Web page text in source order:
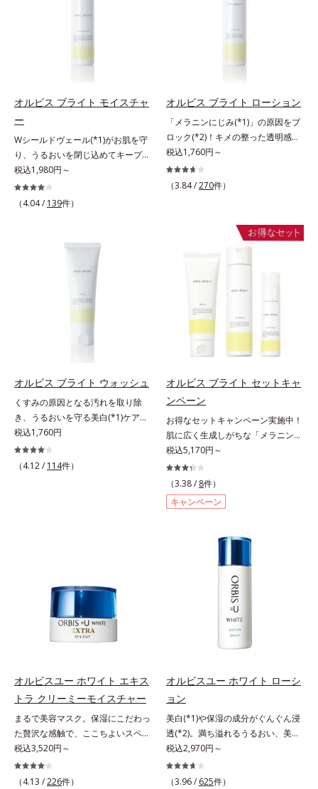
オルビス内スキンケアシリーズの保
湿力*3 年齢に応じたお手入れのこ
と*4 剥がれずに肌に蓄積した古い
角層*5 乾燥による*6 洗浄によ
る物理的効果*7 うるおいによる
*8 乾燥、ハリ・ツヤのなさ*9
保湿成分*10 ロニセラカエルレア
果汁、ノバラエキス配合＝うるおい
を与えハリと透明感に満ちた肌へ導
く保湿成分*11 メマツヨイグサ抽
出液、スイカズラエキス配合＝角層
のすみずみまで水分・油分を保ち、
ぐ（ウォッシュ除く）*2 オルビス
年齢に応じたお手入れのこと*4 う
のなさ*6 乾燥による*7 保湿成分*8
ロニセラカエルレア果汁、ノバラエ
キス配合＝うるおいを与えハリと透
明感に満ちた肌へ導く保湿成分*9
メマツヨイグサ抽出液、スイカズラ
エキス配合＝角層のすみずみまで水
分・油分を保ち、ハリ・ツヤを与え
る保湿成分*10 気持ちのこと各商品
の詳しい情報は商品ページをご覧く
ップ。美白(*1)と保湿の両方にアプ
ローチする「トラネキサム酸-
SG(*3)」、肌荒れや日焼けによる肌
のほてりを予防する「グリチルリチ
ン酸ジカリウム(*4)」など、たっぷ
りの保湿成分が浸透しやすい肌環境
を叶えます。はじめはピタッと密着
するテクスチャーは、肌になじむご
とにもっちり質感に、最後はなめら
かな水膜へと3変化。普段の保湿液
をこのジェルにおきかえて塗って眠
るだけで、うるおいながらもベタつ
生成を抑え、シミ・ソバカスを防ぐ
*2 美白（メラニンの生成を抑え、
シミ・ソバカスを防ぐ）と保湿のこ
と*3 明るく澄んだ肌を目指す保湿
成分と、メラニンの生成を抑え、シ
ミ・ソバカスを防ぐ美白有効成分を
リチン酸2K各商品の詳しい情報は商
BEAUTY夏祭りは、こちら
ヴァイタルトリートメントクリーム
リートメントクリーム」は、1品
美白(*1)美容液、乳液・保湿液、ネ
ッククリーム(*3)、パックの6役を
担い、複合的にアプローチ。Wナイ
アシン(*4)によるシワ改善・シミ予
防に加え、複合成分コラーゲンコン
プレックスSPが肌のハリを徹底サポ
ート。肌なじみのよいクリーム構造
で角層まで保湿成分が浸透し、うる
おいをギュッと閉じ込めます。洗顔
ハリ感のあるなめらかな肌を叶えま
す。*1 メラニンの生成を抑え、シ
ミ・ソバカスを防ぐ*2 肌にハリを
与え若々しい印象*3 首のうるおい
ケアとして*4 ナイアシンアミド
オルビス ブライト モイスチャ
ー
Wシールドヴェール(*1)がお肌を守
り、うるおいを閉じ込めてキープす
る美白(*2)保湿液。業界初(*3)知見
「メラニンの第三のルート」である
「横のひろがり」に着目して、全方
てしまった紫外線ダメージをきっか
けに、肌深く(*6)では「メラニンに
じみ(*7)」が発現。シミやそばかす
という「点」だけでなく、透明感の
なさなどの「面」での透明感を阻害
する原因を引き起こしていることが
ライト シリーズは「メラニンにじ
C(*8)」を採用。肌奥(*6)まで浸透
ラニンの生成を食い止めます。また
オルビス独自成分の「ブライトVC
コンプレックス(*9)」が、透明感を
阻害する原因(*10)にアプローチし
ます。さらに肌表面のなめらかさや
プ（脂性肌～普通肌）M＝しっとり
タイプ（普通肌～乾性肌）*1 γ－グ
ルタミン酸ポリペプチド、２－メタ
クリロイルオキシエチルホスホリル
ミ・ソバカスを防ぐ*3 日本化粧品
業界で初めてメラニンの第三のルー
トに着目し、日本放射線影響学会第
53回大会で2010年10月に初めて発
表したこと*4 うるおいにより透明
感のある肌*5 うるおいによる*6 メ
ラノサイトまで*7 シミ・ソバカス
が肌表面にあらわれること*8 L-ア
税込1,980円～
（4.04 / 139件）
オルビス ブライト ローション
「メラニンにじみ(*1)」の原因をブ
ロック(*2)！キメの整った透明感
(*3)のある肌印象へ導く美白(*2)化
粧水。業界初(*4)知見「メラニンの
第三のルート」である「横のひろが
リーズです。受けてしまった紫外線
ダメージをきっかけに、肌深く(*6)
けでなく、透明感のなさなどの
「面」での透明感を阻害する原因を
引き起こしていることがわかりまし
た。そこでオルビス ブライト シリ
ーズは「メラニンにじみ」に着目し
て「高圧処理ビタミンC(*7)」を採
用。肌奥(*6)まで浸透し、シミやソ
バカスの原因となるメラニンの生成
を食い止めます。またオルビス独自
成分の「ブライトVCコンプレック
ス(*8)」が、透明感を阻害する原因
(*9)にアプローチします。さらに肌
表面のなめらかさやみずみずしさを
サポートするために、肌荒れ防止有
効成分と速効性と持続性、2種の保
湿成分も配合し、透明感を包括的に
によって、肌本来の輝きを生かして
澄み渡る、輝き透明肌を叶えます。
L＝さっぱりタイプ（脂性肌～普通
肌）M＝しっとりタイプ（普通肌～
乾性肌）*1 シミ・ソバカスが肌表
面にあらわれること*2 メラニンの
生成を抑え、シミ・ソバカスを防ぐ
*3 うるおいにより透明感のある肌
ンの第三のルートに着目し、日本放
射線影響学会第53回大会で2010年
10月に初めて発表したこと*5 うる
おいによる*6 メラノサイトまで*7
L-アスコルビン酸 2-グルコシド*8
L-アスコルビン酸 2-グルコシド、パ
ウダルコ樹皮エキス、油溶性甘草エ
キス(2)*9 乾燥など
税込1,760円～
（3.84 /270件）
オルビス ブライト ウォッシュ
くすみの原因となる汚れを取り除
き、うるおいを守る美白(*1)ケアシ
リーズの洗顔料。業界初(*2)知見
「メラニンの第三のルート」である
「横のひろがり」に着目して、全方
わかりました。そこでオルビス ブ
ライト シリーズは「メラニンにじ
み」に着目して「高圧処理ビタミン
C(*7)」を採用。肌奥(*5)まで浸透
オルビス独自成分の「ブライトVC
コンプレックス(*8)」が、透明感を
阻害する原因(*9)にアプローチしま
す。さらに肌表面のなめらかさやみ
ずみずしさをサポートするために、
肌荒れ防止有効成分と速効性と持続
性、2種の保湿成分も配合し、透明
税込1,760円
（4.12 / 114件）
オルビス ブライト セットキャ
ンペーン
お得なセットキャンペーン実施中！
肌に広く生成しがちな「メラニンに
じみ(*1)」の原因をブロック(*2)！
澄み渡る輝き透明肌(*3)へ。業界初
(*4)知見「メラニンの第三のルー
ト」である「横のひろがり」に着目
して、全方位から透明肌を目指すブ
す。受けてしまった紫外線ダメージ
をきっかけに、肌深く(*6)では「メ
ラニンにじみ(*1)」が発現。シミや
ソバカスという「点」だけでなく、
透明感のなさなどの「面」での透明
感を阻害する原因を引き起こしてい
ることがわかりました。そこでオル
ビス ブライト シリーズは「メラニ
タミンC(*7)」を採用。肌奥(*6)まで
浸透し、シミやソバカスの原因とな
るメラニンの生成を食い止めます。
またオルビス独自成分の「ブライト
VCコンプレックス(*8)」が、透明感
を阻害する原因(*9)にアプローチし
ます。さらに肌表面のなめらかさや
みずみずしさをサポートするため
税込5,170円～
（3.38 / 8件）
キャンペーン
オルビスユー ホワイト エキス
トラ クリーミーモイスチャー
まるで美容マスク。保湿にこだわっ
た贅沢な感触で、ここちよいスペシ
ャルケアを。若々しく透明感のある
美肌を構成する要素と、年齢肌(*1)
のメラニン生成にアプローチして、
税込3,520円～
（4.13 /226件）
オルビスユー ホワイト ローシ
ョン
美白(*1)や保湿の成分がぐんぐん浸
透(*2)。満ち溢れるうるおい、美肌
がやみつきに。若々しく透明感のあ
る美肌を構成する要素と、年齢肌
(*3)のメラニン生成にアプローチし
税込2,970円～
（3.96 / 625件）